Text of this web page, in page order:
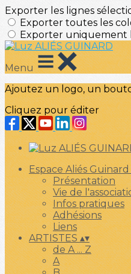
Exporter les lignes
Exporter toutes les
Exporter uniquement
Menu
Ajoutez un logo, un
Cliquez pour éditer
Espace Aliés
Présentation
Vie de
Infos pratiques
Adhésions
Liens
ARTISTES▴▾
de A ... Z
A